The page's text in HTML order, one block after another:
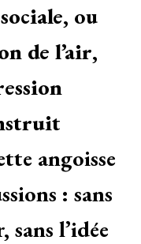
, ou
de l’air,
angoisse
: sans
sans l’idée